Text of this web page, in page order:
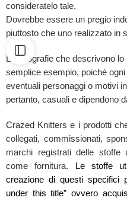
consideratelo tale.
Dovrebbe essere un pregio
piuttosto che uno realizzato in
Le fotografie che descrivono
semplice esempio, poiché
eventuali personaggi o motivi
pertanto, casuali e dipendono
Crazed Knitters e i prodotti
collegati, commissionati,
marchi registrati delle stoffe
come fornitura.
Le stoffe
creazione di questi specifici
under this title” ovvero